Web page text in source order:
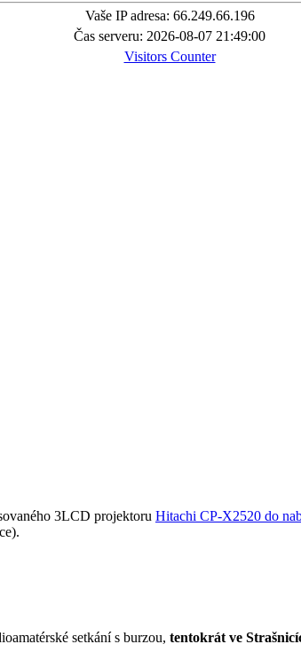
Vaše IP adresa: 66.249.66.196
Čas serveru: 2026-08-07 21:49:00
Visitors Counter
3LCD projektoru Hitachi CP-X2520 do
setkání s burzou, tentokrát ve